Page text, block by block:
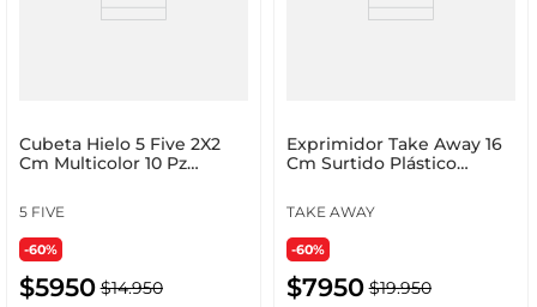
Cubeta Hielo 5 Five 2X2
Cm Multicolor 10 Pz
5 FIVE
-60%
$5950 $14.950
Exprimidor Take Away 16
Cm Surtido Plástico
TAKE AWAY
-60%
$7950 $19.950